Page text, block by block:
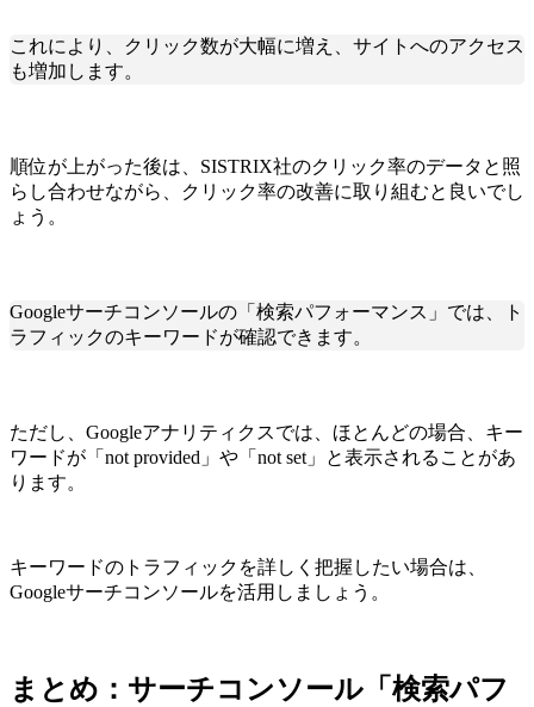
これにより、クリック数が大幅に増え、サイトへのアクセス
も増加します。
順位が上がった後は、SISTRIX社のクリック率のデータと照
らし合わせながら、クリック率の改善に取り組むと良いでし
ょう。
Googleサーチコンソールの「検索パフォーマンス」では、ト
ラフィックのキーワードが確認できます。
ただし、Googleアナリティクスでは、ほとんどの場合、キー
ワードが「not provided」や「not set」と表示されることがあ
ります。
キーワードのトラフィックを詳しく把握したい場合は、
Googleサーチコンソールを活用しましょう。
まとめ：サーチコンソール「検索パフ